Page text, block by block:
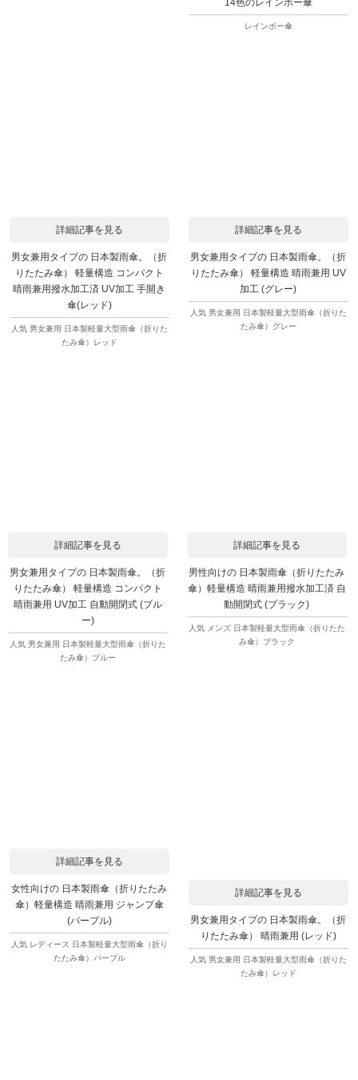
14色のレインボー傘
レインボー傘
詳細記事を見る
男女兼用タイプの 日本製雨傘。（折
りたたみ傘） 軽量構造 コンパクト
晴雨兼用撥水加工済 UV加工 手開き
傘(レッド)
人気 男女兼用 日本製軽量大型雨傘（折りた
たみ傘）レッド
詳細記事を見る
男女兼用タイプの 日本製雨傘。（折
りたたみ傘） 軽量構造 晴雨兼用 UV
加工 (グレー)
人気 男女兼用 日本製軽量大型雨傘（折りた
たみ傘）グレー
詳細記事を見る
男女兼用タイプの 日本製雨傘。（折
りたたみ傘） 軽量構造 コンパクト
晴雨兼用 UV加工 自動開閉式 (ブル
ー)
人気 男女兼用 日本製軽量大型雨傘（折りた
たみ傘）ブルー
詳細記事を見る
男性向けの 日本製雨傘（折りたたみ
傘）軽量構造 晴雨兼用撥水加工済 自
動開閉式 (ブラック)
人気 メンズ 日本製軽量大型雨傘（折りたた
み傘）ブラック
詳細記事を見る
女性向けの 日本製雨傘（折りたたみ
傘）軽量構造 晴雨兼用 ジャンプ傘
(パープル)
人気 レディース 日本製軽量大型雨傘（折り
たたみ傘）パープル
詳細記事を見る
男女兼用タイプの 日本製雨傘。（折
りたたみ傘） 晴雨兼用 (レッド)
人気 男女兼用 日本製軽量大型雨傘（折りた
たみ傘）レッド